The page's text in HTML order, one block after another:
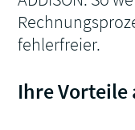
fehlerfreier.
Ihre Vorteile